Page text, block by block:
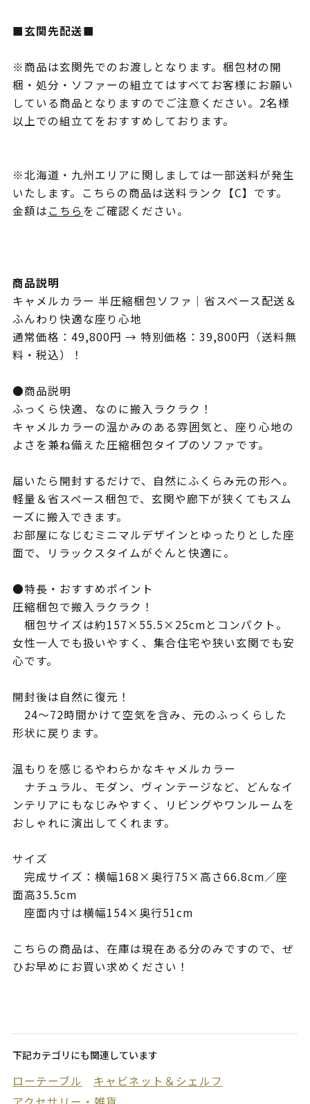
■玄関先配送■
※商品は玄関先でのお渡しとなります。梱包材の開
梱・処分・ソファーの組立てはすべてお客様にお願い
している商品となりますのでご注意ください。2名様
以上での組立てをおすすめしております。
※北海道・九州エリアに関しましては一部送料が発生
いたします。こちらの商品は送料ランク【C】です。
金額はこちらをご確認ください。
商品説明
キャメルカラー 半圧縮梱包ソファ｜省スペース配送＆
ふんわり快適な座り心地
通常価格：49,800円 → 特別価格：39,800円（送料無
料・税込）！
●商品説明
ふっくら快適、なのに搬入ラクラク！
キャメルカラーの温かみのある雰囲気と、座り心地の
よさを兼ね備えた圧縮梱包タイプのソファです。
届いたら開封するだけで、自然にふくらみ元の形へ。
軽量＆省スペース梱包で、玄関や廊下が狭くてもスム
ーズに搬入できます。
お部屋になじむミニマルデザインとゆったりとした座
面で、リラックスタイムがぐんと快適に。
●特長・おすすめポイント
圧縮梱包で搬入ラクラク！
梱包サイズは約157×55.5×25cmとコンパクト。
女性一人でも扱いやすく、集合住宅や狭い玄関でも安
心です。
開封後は自然に復元！
24〜72時間かけて空気を含み、元のふっくらした
形状に戻ります。
温もりを感じるやわらかなキャメルカラー
ナチュラル、モダン、ヴィンテージなど、どんなイ
ンテリアにもなじみやすく、リビングやワンルームを
おしゃれに演出してくれます。
サイズ
完成サイズ：横幅168×奥行75×高さ66.8cm／座
面高35.5cm
座面内寸は横幅154×奥行51cm
こちらの商品は、在庫は現在ある分のみですので、ぜ
ひお早めにお買い求めください！
下記カテゴリにも関連しています
ローテーブル
キャビネット＆シェルフ